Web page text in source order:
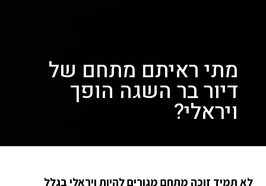
מתי ראיתם מתחם של
דיור בר השגה הופך
ויראלי?
לא תמיד זוכה מתחם מגורים להיות ויראלי בגלל